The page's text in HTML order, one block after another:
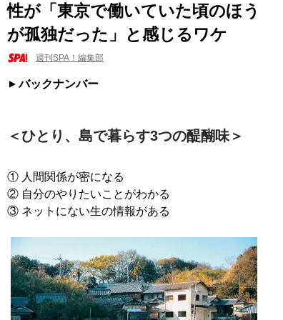
性が「東京で働いていた頃のほう
が孤独だった」と感じるワケ
週刊SPA！編集部
バックナンバー
＜ひとり、島で暮らす3つの醍醐味＞
① 人間関係が密になる
② 自分のやりたいことがわかる
③ ネットにない生の情報がある